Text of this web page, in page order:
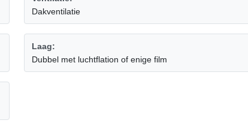
Dakventilatie
Laag:
Dubbel met luchtflation of enige film